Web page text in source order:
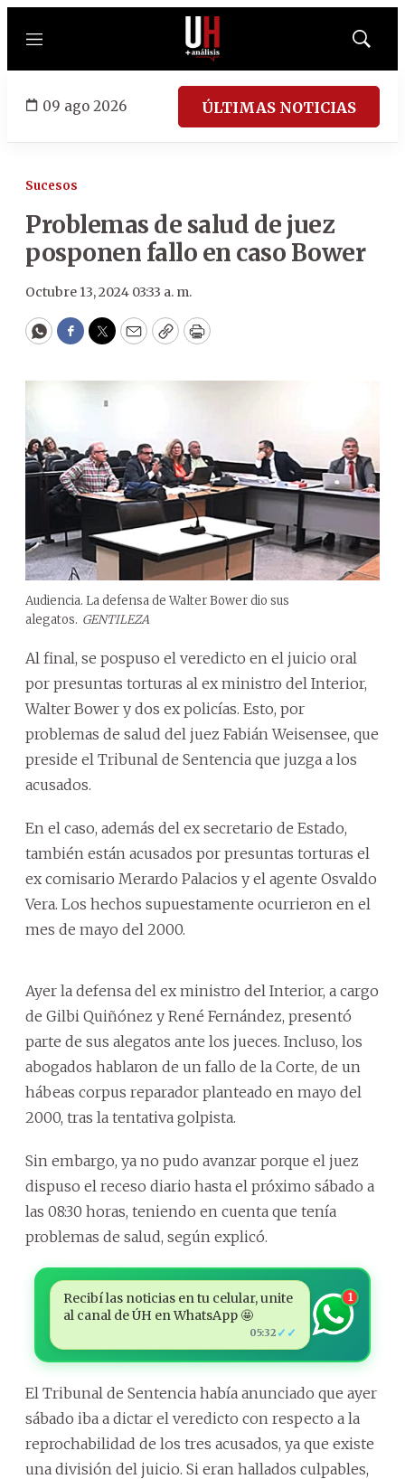
Menú
Mostrar
09 ago 2026 ÚLTIMAS NOTICIAS
Sucesos
Problemas de salud de juez
posponen fallo en caso Bower
Octubre 13, 2024 03:33 a. m.
WhatsApp
Facebook
Twitter
EmailCopyPrint
Audiencia. La defensa de Walter Bower dio sus
alegatos. GENTILEZA
Al final, se pospuso el veredicto en el juicio oral
por presuntas torturas al ex ministro del Interior,
Walter Bower y dos ex policías. Esto, por
problemas de salud del juez Fabián Weisensee, que
preside el Tribunal de Sentencia que juzga a los
acusados.
En el caso, además del ex secretario de Estado,
también están acusados por presuntas torturas el
ex comisario Merardo Palacios y el agente Osvaldo
Vera. Los hechos supuestamente ocurrieron en el
mes de mayo del 2000.
Ayer la defensa del ex ministro del Interior, a cargo
de Gilbi Quiñónez y René Fernández, presentó
parte de sus alegatos ante los jueces. Incluso, los
abogados hablaron de un fallo de la Corte, de un
hábeas corpus reparador planteado en mayo del
2000, tras la tentativa golpista.
Sin embargo, ya no pudo avanzar porque el juez
dispuso el receso diario hasta el próximo sábado a
las 08:30 horas, teniendo en cuenta que tenía
problemas de salud, según explicó.
Recibí las noticias en tu celular, unite
al canal de ÚH en WhatsApp 🤩
05:32 ✓✓
1
El Tribunal de Sentencia había anunciado que ayer
sábado iba a dictar el veredicto con respecto a la
reprochabilidad de los tres acusados, ya que existe
una división del juicio. Si eran hallados culpables,